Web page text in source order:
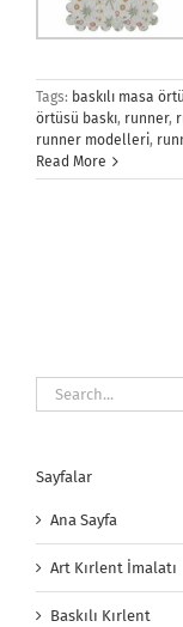
Tags: baskılı masa
örtüsü baskı, runner,
runner modelleri,
Read More
Search
for:
Sayfalar
Ana Sayfa
Art Kırlent İmalatı
Baskılı Kırlent